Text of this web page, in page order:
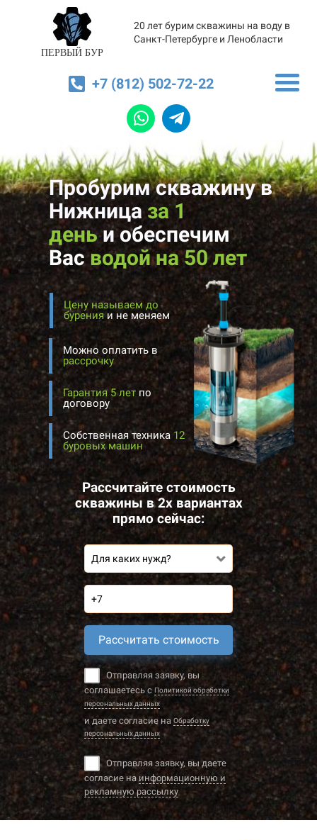
ПЕРВЫЙ БУР
20 лет бурим скважины на воду в
Санкт-Петербурге и Ленобласти
+7 (812) 502-72-22
Пробурим скважину в
Нижницаза 1
деньиобеспечим
Васводой на 50 лет
Цену называем до
буренияи не меняем
Собственная техника 12
буровых машин
Можно оплатить в
рассрочку
Рассчитайте стоимость
скважины в 2х вариантах
прямо сейчас:
Для каких нужд?
Рассчитать стоимость
Отправляя заявку, вы
соглашаетесь с Политикой обработки
персональных данных
и даете согласие на Обработку
персональных данных
Отправляя заявку, вы даете
согласие наинформационную и
рекламную рассылку
Гарантия 5 лет по
договору